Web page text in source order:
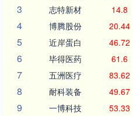
3 志特新材 14.8
4 博腾股份 20.44
5 近岸蛋白 46.72
6 毕得医药 61.6
7 五洲医疗 83.62
8 耐科装备 49.67
9 一博科技 53.33